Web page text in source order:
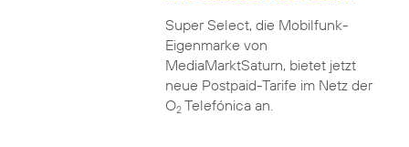
Super Select, die Mobilfunk-
Eigenmarke von
MediaMarktSaturn, bietet jetzt
neue Postpaid-Tarife im Netz der
O2Telefónica an.